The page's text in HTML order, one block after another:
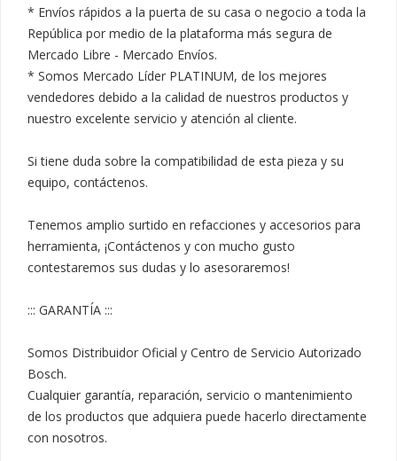
* Envíos rápidos a la puerta de su casa o negocio a toda la
República por medio de la plataforma más segura de
Mercado Libre - Mercado Envíos.
* Somos Mercado Líder PLATINUM, de los mejores
vendedores debido a la calidad de nuestros productos y
nuestro excelente servicio y atención al cliente.
Si tiene duda sobre la compatibilidad de esta pieza y su
equipo, contáctenos.
Tenemos amplio surtido en refacciones y accesorios para
herramienta, ¡Contáctenos y con mucho gusto
contestaremos sus dudas y lo asesoraremos!
::: GARANTÍA :::
Somos Distribuidor Oficial y Centro de Servicio Autorizado
Bosch.
Cualquier garantía, reparación, servicio o mantenimiento
de los productos que adquiera puede hacerlo directamente
con nosotros.